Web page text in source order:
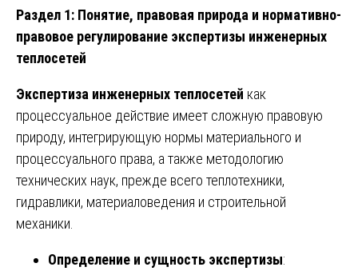
Раздел 1: Понятие, правовая природа и нормативно-
правовое регулирование экспертизы инженерных
теплосетей
Экспертиза инженерных теплосетей как
процессуальное действие имеет сложную правовую
природу, интегрирующую нормы материального и
процессуального права, а также методологию
технических наук, прежде всего теплотехники,
гидравлики, материаловедения и строительной
механики.
Определение и сущность экспертизы: